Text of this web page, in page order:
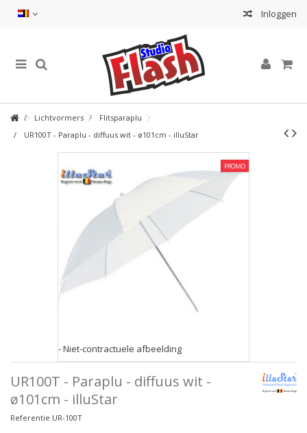
Inloggen
Lichtvormers
Flitsparaplu
UR100T - Paraplu - diffuus wit - ø101cm - illuStar
PROMO
- Niet-contractuele afbeelding
UR100T - Paraplu - diffuus wit -
ø101cm - illuStar
Referentie UR-100T